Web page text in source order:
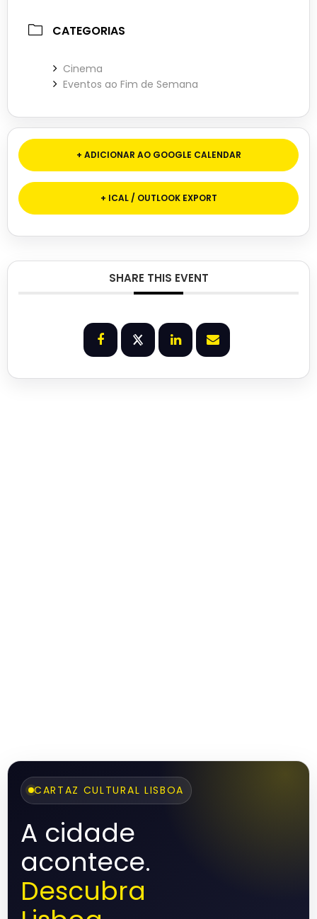
CATEGORIAS
Cinema
Eventos ao Fim de Semana
+ ADICIONAR AO GOOGLE CALENDAR
+ ICAL / OUTLOOK EXPORT
SHARE THIS EVENT
CARTAZ CULTURAL LISBOA
A cidade
acontece.
Descubra